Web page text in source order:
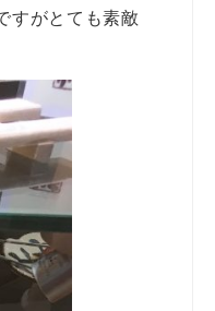
すがとても素敵